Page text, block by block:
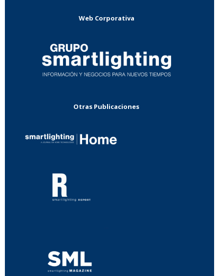
Web Corporativa
Otras Publicaciones